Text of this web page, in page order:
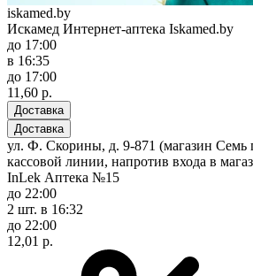
iskamed.by
Искамед Интернет-аптека Iskamed.by
до 17:00
в 16:35
до 17:00
11,60 р.
Доставка
Доставка
ул. Ф. Скорины, д. 9-871 (магазин Семь
кассовой линии, напротив входа в
InLek Аптека №15
до 22:00
2 шт. в 16:32
до 22:00
12,01 р.